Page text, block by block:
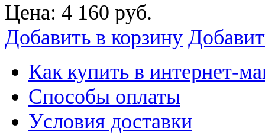
Цена: 4 160 руб.
Добавить в корзину
Как купить в интернет-
Способы оплаты
Уcловия доставки